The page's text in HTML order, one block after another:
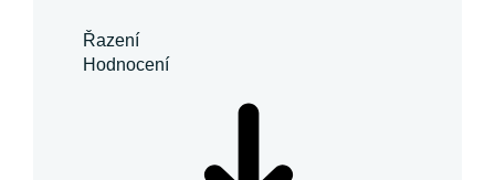
Řazení
Hodnocení